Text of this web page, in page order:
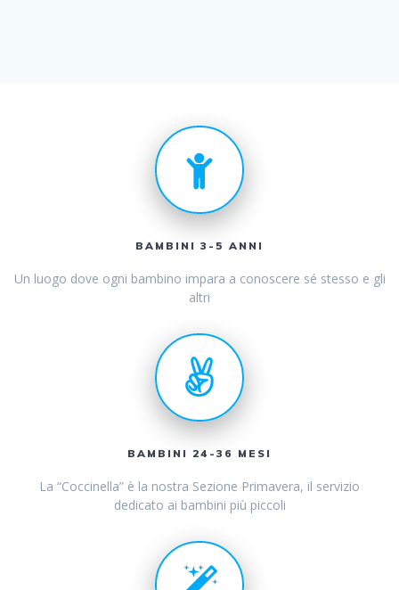
BAMBINI 3-5 ANNI
Un luogo dove ogni bambino impara a conoscere sé stesso e gli
altri
BAMBINI 24-36 MESI
La “Coccinella” è la nostra Sezione Primavera, il servizio
dedicato ai bambini più piccoli